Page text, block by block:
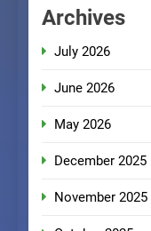
Archives
July 2026
June 2026
May 2026
December 2025
November 2025